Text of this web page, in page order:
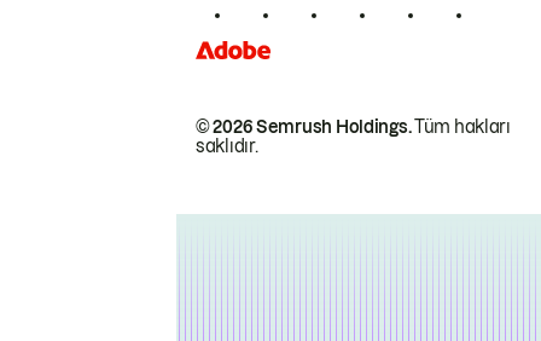
© 2026 Semrush Holdings.Tüm hakları
saklıdır.